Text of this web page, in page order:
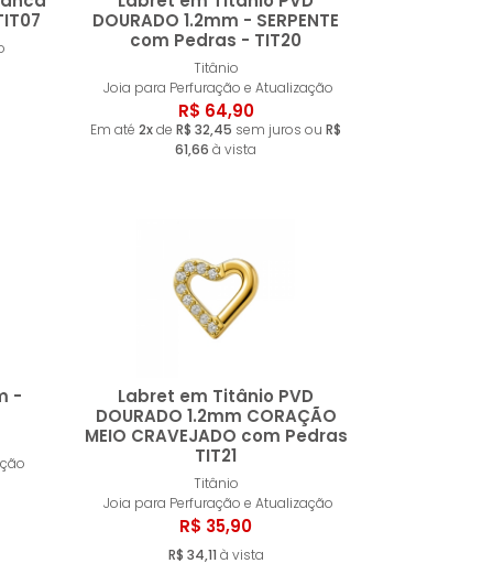
DOURADO 1.2mm - SERPENTE
com Pedras - TIT20
Titânio
Joia para Perfuração e Atualização
R$ 64,90
Em até 2xde R$ 32,45 sem juros ou R$
61,66 à vista
Comprar
-
Labret em Titânio PVD
DOURADO 1.2mm CORAÇÃO
MEIO CRAVEJADO com Pedras
TIT21
Titânio
Joia para Perfuração e Atualização
R$ 35,90
R$ 34,11 à vista
Comprar